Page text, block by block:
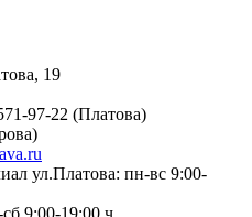
19
97-22 (Платова)
ул.Платова: пн-вс 9:00-
9:00-19:00 ч.